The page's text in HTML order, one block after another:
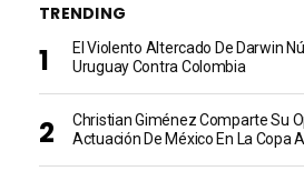
TRENDING
El Violento Altercado De Darwin
Uruguay Contra Colombia
Christian Giménez Comparte Su
Actuación De México En La Copa